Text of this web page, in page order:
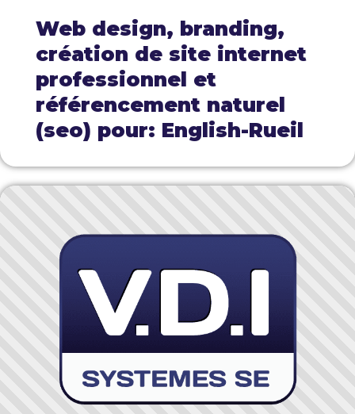
Web design, branding,
création de site internet
professionnel et
référencement naturel
(seo) pour: English-Rueil